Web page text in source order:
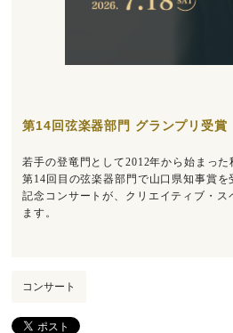
第14回弦楽器部門 グランプリ受
若手の登竜門として2012年から始まった
第14回目の弦楽器部門で山口県知事賞
記念コンサートが、クリエイティブ・ス
ます。
コンサート